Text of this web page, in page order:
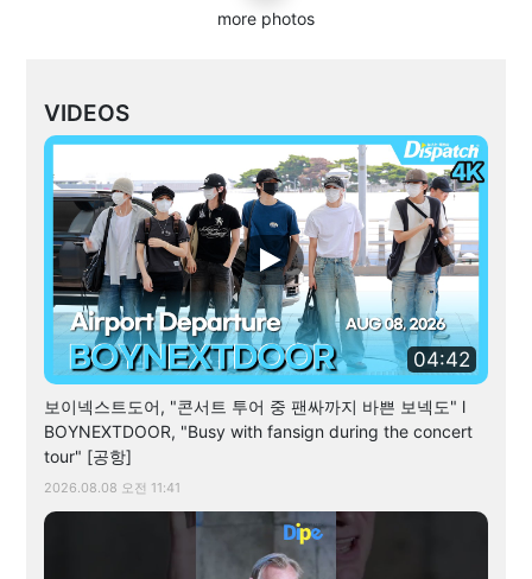
more photos
VIDEOS
04:42
보이넥스트도어, "콘서트 투어 중 팬싸까지 바쁜 보넥도" l
BOYNEXTDOOR, "Busy with fansign during the concert
tour" [공항]
2026.08.08 오전 11:41